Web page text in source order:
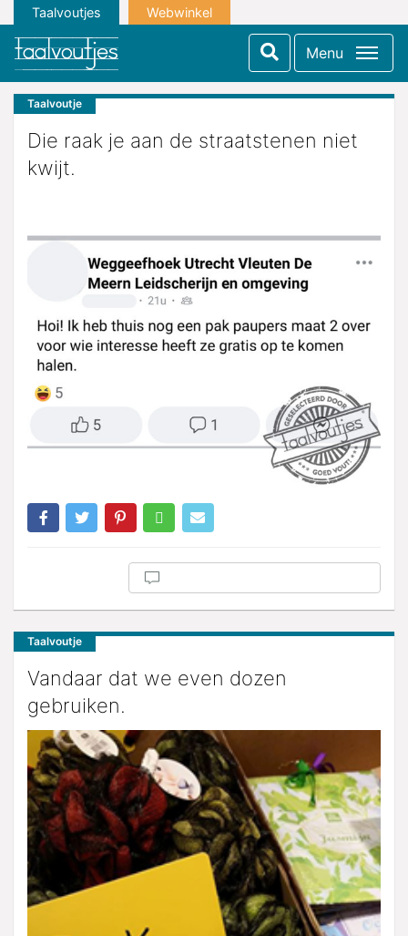
Taalvoutjes Webwinkel
Menu
Taalvoutje
Die raak je aan de straatstenen niet
kwijt.
Taalvoutje
Vandaar dat we even dozen
gebruiken.